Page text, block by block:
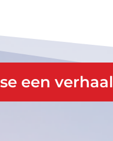
een verhaal